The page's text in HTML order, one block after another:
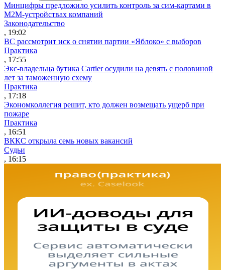
Минцифры предложило усилить контроль за сим-картами в
M2M-устройствах компаний
Законодательство
, 19:02
ВС рассмотрит иск о снятии партии «Яблоко» с выборов
Практика
, 17:55
Экс-владельца бутика Cartier осудили на девять с половиной
лет за таможенную схему
Практика
, 17:18
Экономколлегия решит, кто должен возмещать ущерб при
пожаре
Практика
, 16:51
ВККС открыла семь новых вакансий
Судьи
, 16:15